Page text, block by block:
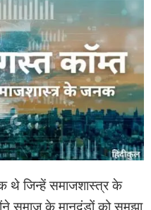
थे जिन्हें समाजशास्त्र के